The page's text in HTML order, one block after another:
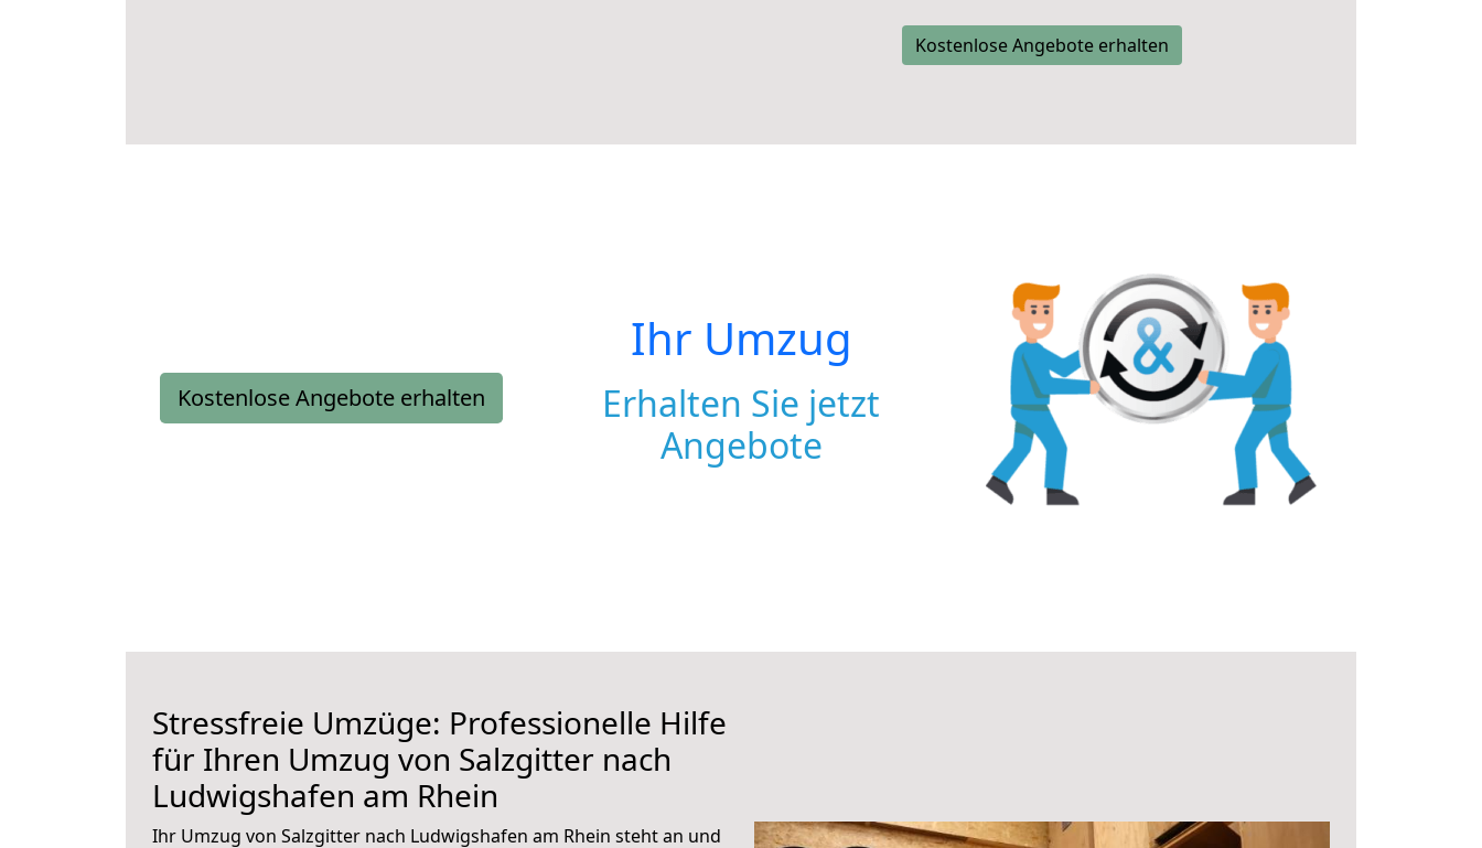
Kostenlose Angebote erhalten
Kostenlose Angebote erhalten
Ihr Umzug
Erhalten Sie jetzt
Angebote
Stressfreie Umzüge: Professionelle Hilfe
für Ihren Umzug von Salzgitter nach
Ludwigshafen am Rhein
Ihr Umzug von Salzgitter nach Ludwigshafen am Rhein steht an und